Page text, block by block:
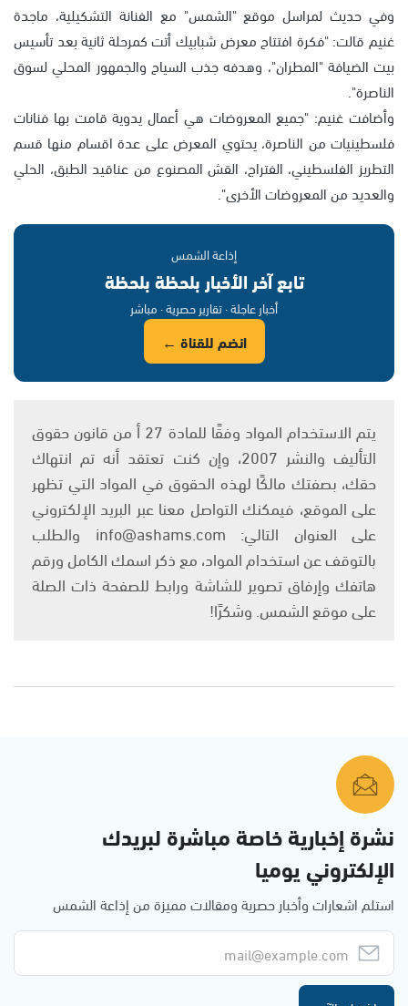
وفي حديث لمراسل موقع "الشمس" مع الفنانة التشكيلية، ماجدة
غنيم قالت: "فكرة افتتاح معرض شبابيك أتت كمرحلة ثانية بعد تأسيس
بيت الضيافة "المطران"، وهدفه جذب السياح والجمهور المحلي لسوق
الناصرة".
وأضافت غنيم: "جميع المعروضات هي أعمال يدوية قامت بها فنانات
فلسطينيات من الناصرة، يحتوي المعرض على عدة اقسام منها قسم
التطريز الفلسطيني، الفتراج، القش المصنوع من عناقيد الطبق، الحلي
والعديد من المعروضات الأخرى".
إذاعة الشمس
تابع آخر الأخبار بلحظة بلحظة
أخبار عاجلة · تقارير حصرية · مباشر
انضم للقناة ←
يتم الاستخدام المواد وفقًا للمادة 27 أ من قانون حقوق
التأليف والنشر 2007، وإن كنت تعتقد أنه تم انتهاك
حقك، بصفتك مالكًا لهذه الحقوق في المواد التي تظهر
على الموقع، فيمكنك التواصل معنا عبر البريد الإلكتروني
على العنوان التالي: info@ashams.com والطلب
بالتوقف عن استخدام المواد، مع ذكر اسمك الكامل ورقم
هاتفك وإرفاق تصوير للشاشة ورابط للصفحة ذات الصلة
على موقع الشمس. وشكرًا!
نشرة إخبارية خاصة مباشرة لبريدك
الإلكتروني يوميا
استلم اشعارات وأخبار حصرية ومقالات مميزة من إذاعة الشمس